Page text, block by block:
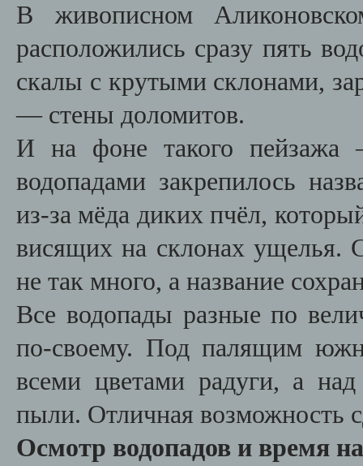
В живописном
расположились сразу пять
скалы с крутыми склонами,
— стены доломитов.
И на фоне такого пейзажа
водопадами закрепилось
из-за мёда диких пчёл,
висящих на склонах ущелья.
не так много, а название
Все водопады разные по
по-своему. Под палящим
всеми цветами радуги, а
пыли. Отличная возможность
Осмотр водопадов и время